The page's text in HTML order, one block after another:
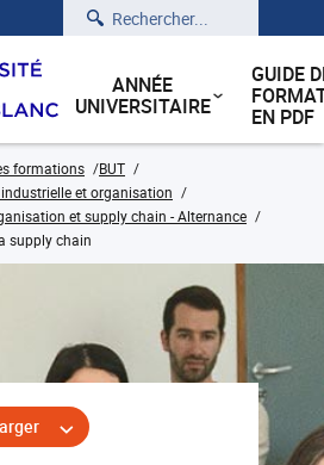
Rechercher
ANNÉE
UNIVERSITAIRE
GUIDE
EN PDF
formations
BUT
et organisation
et supply chain - Alternance
supply chain